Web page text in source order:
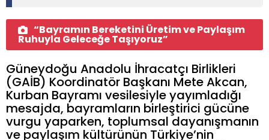
“Bayramın Bereketini Üretim ve Paylaşım
Ruhuyla Geleceğe Taşıyoruz”
Güneydoğu Anadolu İhracatçı Birlikleri
(GAİB) Koordinatör Başkanı Mete Akcan,
Kurban Bayramı vesilesiyle yayımladığı
mesajda, bayramların birleştirici gücüne
vurgu yaparken, toplumsal dayanışmanın
ve paylaşım kültürünün Türkiye’nin